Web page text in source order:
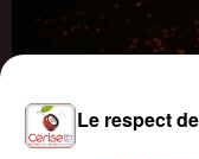
Le respect